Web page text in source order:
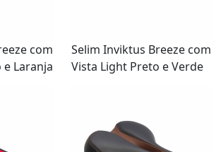
com
Laranja
Selim Inviktus Breeze com
Vista Light Preto e Verde